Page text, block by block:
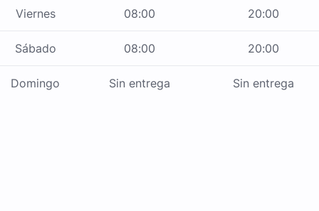
Viernes 08:00 20:00
Sábado 08:00 20:00
Domingo Sin entrega Sin entrega